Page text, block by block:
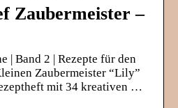
Zaubermeister –
| Band 2 | Rezepte für den
Zaubermeister “Lily”
mit 34 kreativen …